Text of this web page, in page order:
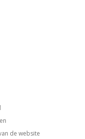
de website